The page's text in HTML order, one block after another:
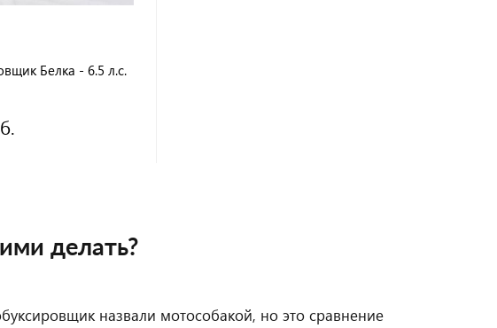
Белка - 6.5 л.с.
делать?
назвали мотособакой, но это сравнение